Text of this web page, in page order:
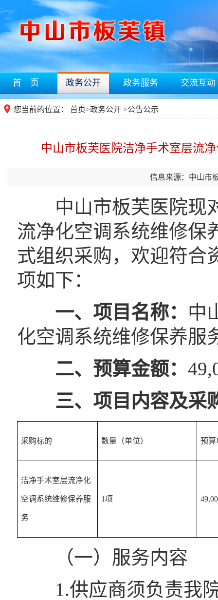
首 页 政务公开 政务服务 交流互动
您当前的位置： 首页>政务公开 >公告公示
中山市板芙医院洁净手术室层流
信息来源：中山市
中山市板芙医院现对
流净化空调系统维修保
式组织采购，欢迎符合
项如下：
一、 项目名称： 中
化空调系统维修保养服
二、 预算金额：
三、 项目内容及采
采购标的 数量（单位） 预算
洁净手术室层流净化
空调系统维修保养服
务
1项
（一）服务内容
1.供应商须负责我院